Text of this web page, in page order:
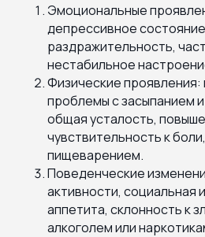
Эмоциональные
депрессивное
раздражительность,
нестабильное
Физические проявления:
проблемы с засыпанием
общая усталость,
чувствительность к
пищеварением.
Поведенческие
активности, социальная
аппетита, склонность к
алкоголем или